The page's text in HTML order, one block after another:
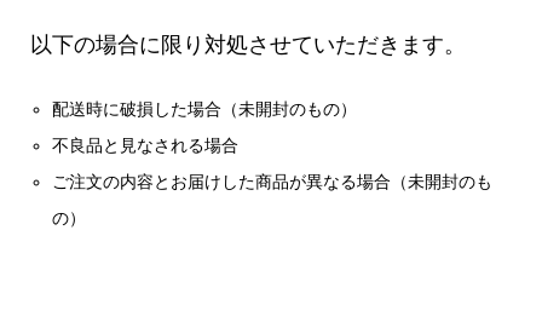
以下の場合に限り対処させていただきます。
配送時に破損した場合（未開封のもの）
不良品と見なされる場合
ご注文の内容とお届けした商品が異なる場合（未開封のも
の）